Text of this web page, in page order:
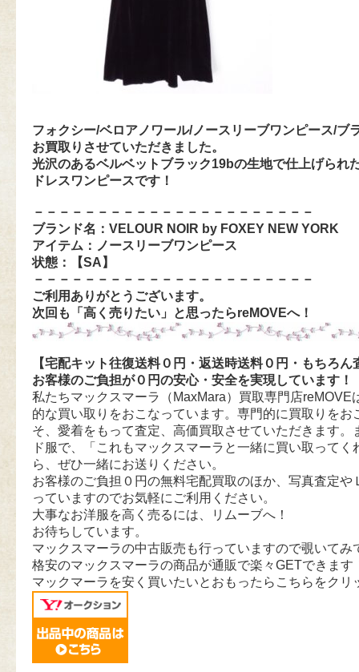
フォクシー/ベロアノワール/ノースリーブワンピース/ブ
お買取りさせていただきました。
光沢のあるベルベットブラック19bの生地で仕上げられ
ドレスワンピースです！
－－－－－－－－－－－－－－－－－－－－－－
ブランド名：VELOUR NOIR by FOXEY NEW YORK
アイテム：ノースリーブワンピース
状態：【SA 】
－－－－－－－－－－－－－－－－－－－－－－
ご利用ありがとうございます。
次回も「高く売りたい」と思ったらreMOVEへ！
【宅配キット往復送料０円・返送時送料０円・もちろん
お客様のご負担が０円の安心・安全を実現しています！
私たちマックスマーラ（MaxMara）買取専門店reMOVE
的な買い取りをおこなっています。専門的に買取りをお
そ、愛着をもって査定、高価買取させていただきます。
ド服で、「これもマックスマーラと一緒に買い取ってく
ら、ぜひ一緒にお送りください。
お客様のご負担０円の無料宅配買取のほか、写真査定や
っていますのでお気軽にご利用ください。
大事なお洋服を高く売るには、リムーブへ！
お待ちしています。
マックスマーラの中古販売も行っていますので覗いてみ
格安のマックスマーラの商品が通販で楽々GETできます
マックマーラを安く買いたいとおもったらこちらをクリ